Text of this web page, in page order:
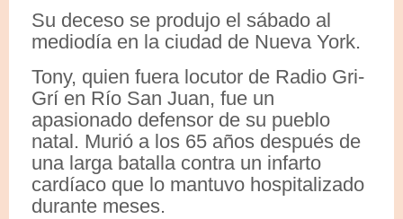
Su deceso se produjo el sábado al
mediodía en la ciudad de Nueva York.
Tony, quien fuera locutor de Radio Gri-
Grí en Río San Juan, fue un
apasionado defensor de su pueblo
natal. Murió a los 65 años después de
una larga batalla contra un infarto
cardíaco que lo mantuvo hospitalizado
durante meses.